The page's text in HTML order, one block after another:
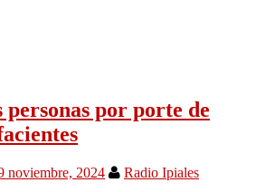
personas por porte de
noviembre, 2024
Radio Ipiales